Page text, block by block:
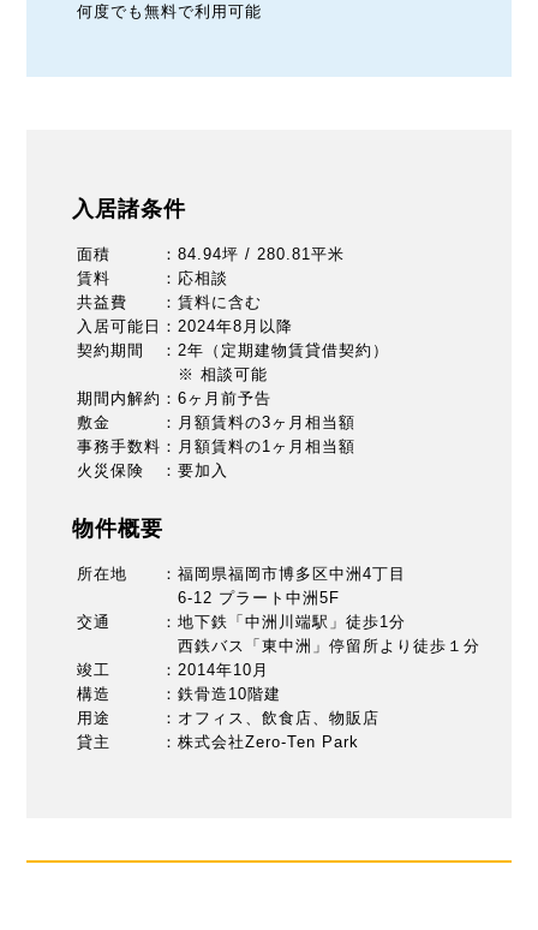
何度でも無料で利用可能
入居諸条件
面積 ：84.94坪 / 280.81平米
賃料 ：応相談
共益費 ：賃料に含む
入居可能日：2024年8月以降
契約期間 ：2年（定期建物賃貸借契約）
※ 相談可能
期間内解約：6ヶ月前予告
敷金 ：月額賃料の3ヶ月相当額
事務手数料：月額賃料の1ヶ月相当額
火災保険 ：要加入
物件概要
所在地 ：福岡県福岡市博多区中洲4丁目
6-12 プラート中洲5F
交通 ：地下鉄「中洲川端駅」徒歩1分
西鉄バス「東中洲」停留所より徒歩１分
竣工 ：2014年10月
構造 ：鉄骨造10階建
用途 ：オフィス、飲食店、物販店
貸主 ：株式会社Zero-Ten Park